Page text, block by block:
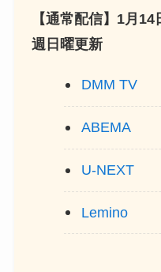
【通常配信】1月
週日曜更新
DMM TV
ABEMA
U-NEXT
Lemino